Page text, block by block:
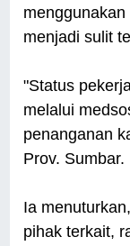
menjadi sulit
"Status
melalui
penanganan
Prov. Sumbar.
Ia
pihak terkait,